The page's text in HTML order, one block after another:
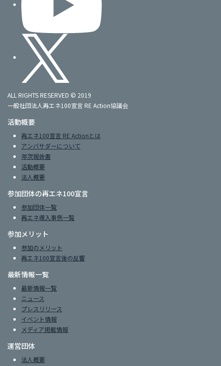
ALL RIGHTS RESERVED © 2019
一般社団法人再エネ100宣言 RE Action協議会
活動概要
再エネ100宣言 RE Actionとは
アンバサダーについて
年次報告書
活動概要
法人概要
参加団体の再エネ100宣言
参加団体一覧
再エネ導入事例一覧
参加メリット
参加のメリット
再エネ100宣言後の反響
最新情報一覧
最新情報一覧
ニュース
プレスリリース
イベント情報
メディア掲載情報
運営団体
法人概要